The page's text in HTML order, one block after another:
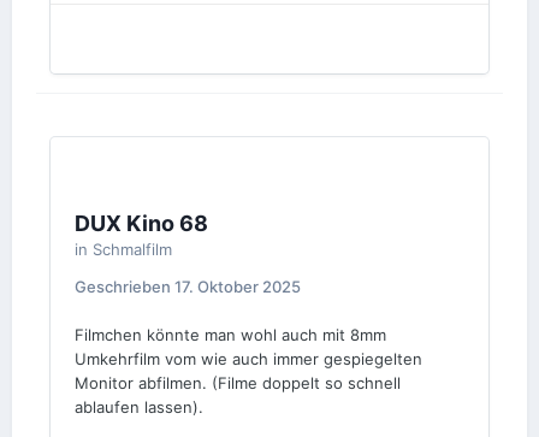
DUX Kino 68
in Schmalfilm
Geschrieben 17. Oktober 2025
Filmchen könnte man wohl auch mit 8mm
Umkehrfilm vom wie auch immer gespiegelten
Monitor abfilmen. (Filme doppelt so schnell
ablaufen lassen).